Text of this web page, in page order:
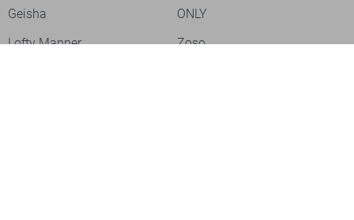
Geisha
ONLY
Lofty Manner
Zoso